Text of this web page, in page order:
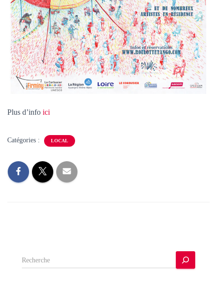
Plus d’info ici
Catégories : LOCAL
R
e